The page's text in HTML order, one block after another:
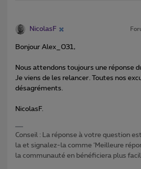
NicolasF
Bonjour Alex_031,
Nous attendons toujours une réponse
Je viens de les relancer. Toutes nos
désagréments.
NicolasF.
Conseil : La réponse à votre question
la et signalez-la comme ‘Meilleure
la communauté en bénéficiera plus